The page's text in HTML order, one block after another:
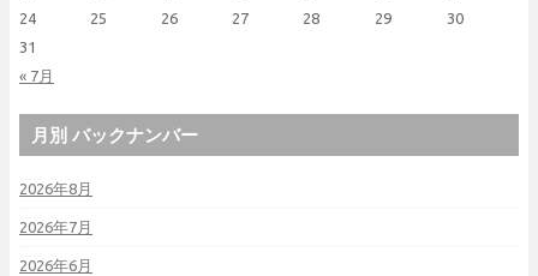
« 7月
24
25 26 27 28 29
30
31
月別 バックナンバー
2026年8月
2026年7月
2026年6月